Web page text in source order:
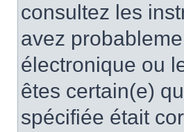
consultez les
avez
électronique ou
êtes certain(e)
spécifiée était